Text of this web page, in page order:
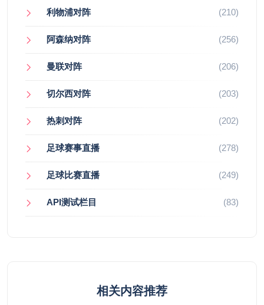
利物浦对阵 (210)
阿森纳对阵 (256)
曼联对阵 (206)
切尔西对阵 (203)
热刺对阵 (202)
足球赛事直播 (278)
足球比赛直播 (249)
API测试栏目 (83)
相关内容推荐